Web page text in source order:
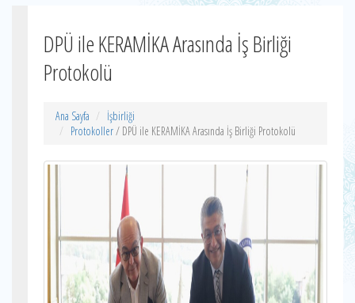
DPÜ ile KERAMİKA Arasında İş Birliği
Protokolü
Ana Sayfa
İşbirliği
Protokoller/ DPÜ ile KERAMİKA Arasında İş Birliği Protokolü